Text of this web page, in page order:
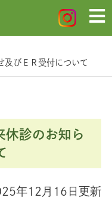
びＥＲ受付について
診のお知ら
年12月16日更新